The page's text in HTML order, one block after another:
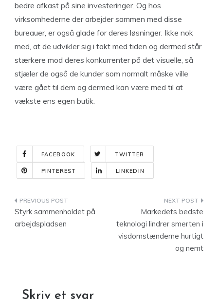
bedre afkast på sine investeringer. Og hos
virksomhederne der arbejder sammen med disse
bureauer, er også glade for deres løsninger. Ikke nok
med, at de udvikler sig i takt med tiden og dermed står
stærkere mod deres konkurrenter på det visuelle, så
stjæler de også de kunder som normalt måske ville
være gået til dem og dermed kan være med til at
vækste ens egen butik.
FACEBOOK TWITTER
PINTEREST LINKEDIN
Indlægsnavigation
Styrk sammenholdet på
arbejdspladsen
Markedets bedste
teknologi lindrer smerten i
visdomstænderne hurtigt
og nemt
Skriv et svar